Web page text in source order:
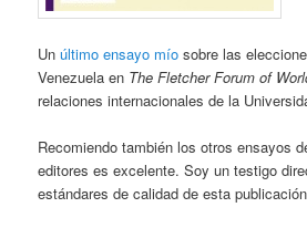
Unúltimo ensayo mío sobre las
Venezuela en The Fletcher Forum of
relaciones internacionales de la
Recomiendo también los otros ensayos
editores es excelente. Soy un testigo
estándares de calidad de esta